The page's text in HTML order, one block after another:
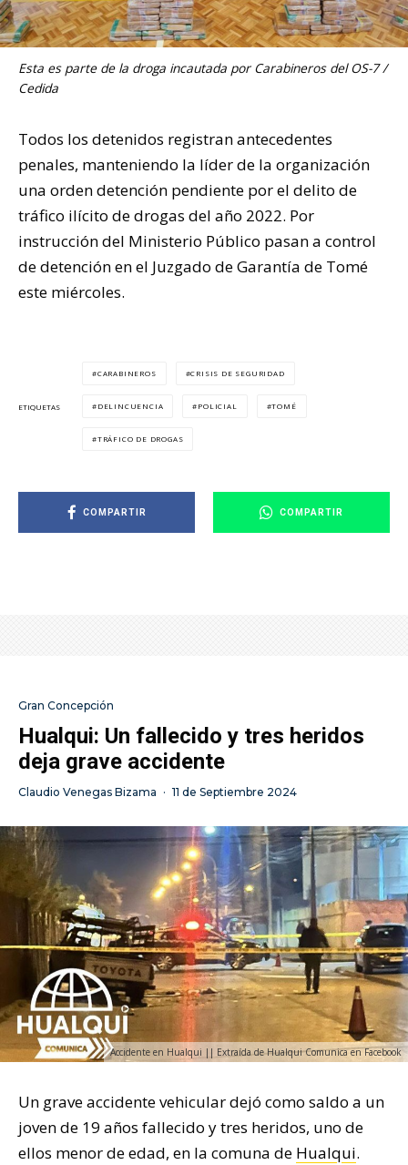
Esta es parte de la droga incautada por Carabineros del OS-7 /
Cedida
Todos los detenidos registran antecedentes
penales, manteniendo la líder de la organización
una orden detención pendiente por el delito de
tráfico ilícito de drogas del año 2022. Por
instrucción del Ministerio Público pasan a control
de detención en el Juzgado de Garantía de Tomé
este miércoles.
ETIQUETAS
CARABINEROS CRISIS DE SEGURIDAD
DELINCUENCIA POLICIAL TOMÉ
TRÁFICO DE DROGAS
COMPARTIR COMPARTIR
Gran Concepción
Hualqui: Un fallecido y tres heridos
deja grave accidente
Claudio Venegas Bizama · 11 de Septiembre 2024
Accidente en Hualqui || Extraída de Hualqui Comunica en Facebook
Un grave accidente vehicular dejó como saldo a un
joven de 19 años fallecido y tres heridos, uno de
ellos menor de edad, en la comuna de Hualqui.